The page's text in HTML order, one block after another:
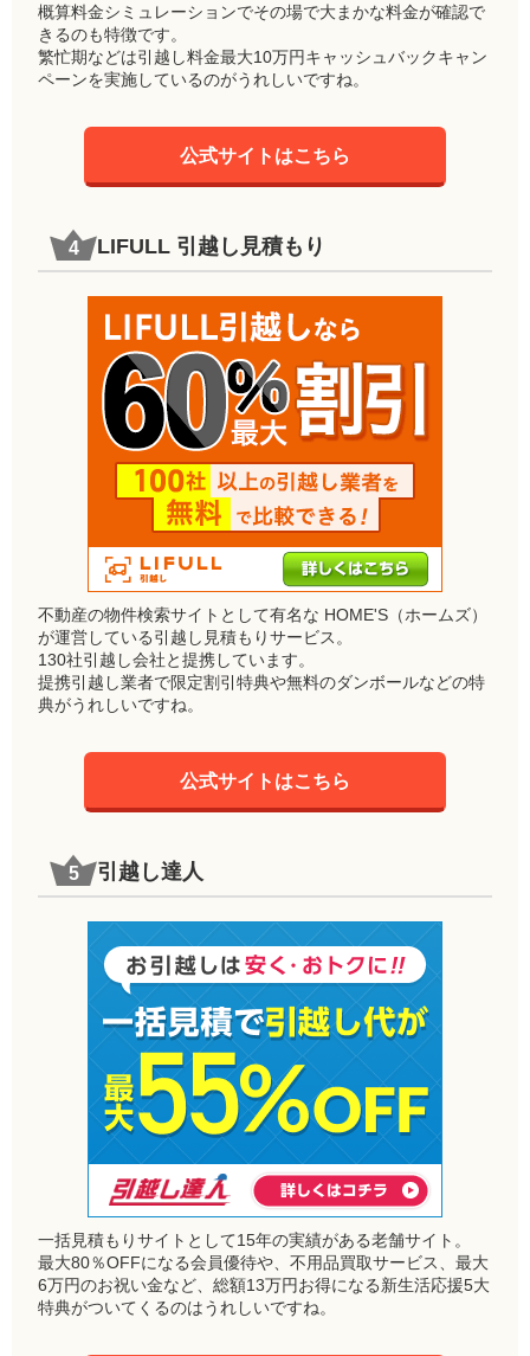
概算料金シミュレーションでその場で大まかな料金が確認で
きるのも特徴です。
繁忙期などは引越し料金最大10万円キャッシュバックキャン
ペーンを実施しているのがうれしいですね。
公式サイトはこちら
LIFULL 引越し見積もり
不動産の物件検索サイトとして有名な HOME'S（ホームズ）
が運営している引越し見積もりサービス。
130社引越し会社と提携しています。
提携引越し業者で限定割引特典や無料のダンボールなどの特
典がうれしいですね。
公式サイトはこちら
引越し達人
一括見積もりサイトとして15年の実績がある老舗サイト。
最大80％OFFになる会員優待や、不用品買取サービス、最大
6万円のお祝い金など、総額13万円お得になる新生活応援5大
特典がついてくるのはうれしいですね。